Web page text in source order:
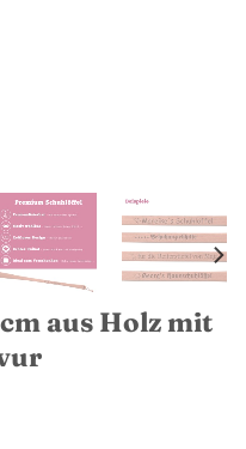
aus Holz mit